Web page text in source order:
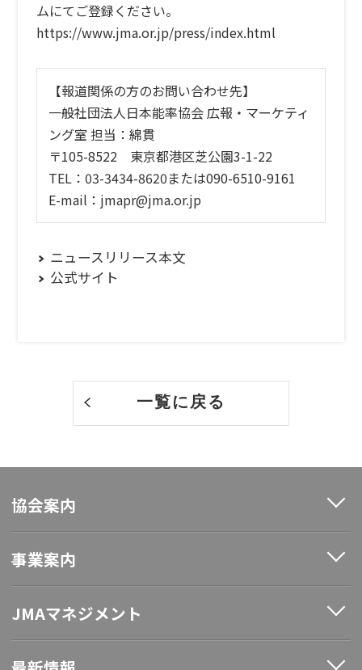
ムにてご登録ください。
https://www.jma.or.jp/press/index.html
【報道関係の方のお問い合わせ先】
一般社団法人日本能率協会 広報・マーケティ
ング室 担当：綿貫
〒105-8522 東京都港区芝公園3-1-22
TEL：03-3434-8620または090-6510-9161
E-mail：jmapr@jma.or.jp
ニュースリリース本文
公式サイト
一覧に戻る
協会案内
事業案内
JMAマネジメント